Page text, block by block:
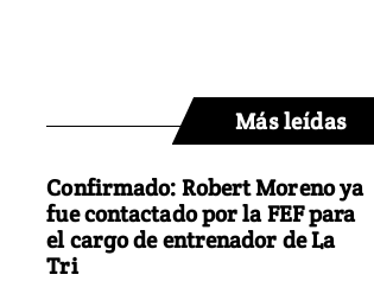
Más leídas
Confirmado: Robert Moreno ya
fue contactado por la FEF para
el cargo de entrenador de La
Tri